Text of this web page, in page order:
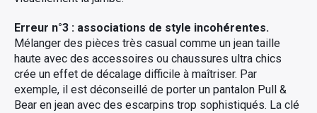
Erreur n°3 : associations de style incohérentes.
Mélanger des pièces très casual comme un jean taille
haute avec des accessoires ou chaussures ultra chics
crée un effet de décalage difficile à maîtriser. Par
exemple, il est déconseillé de porter un pantalon Pull &
Bear en jean avec des escarpins trop sophistiqués. La clé